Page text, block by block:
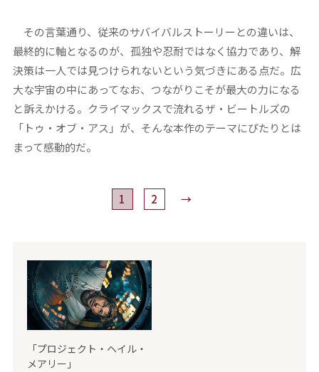
その言葉通り、従来のサバイバルストーリーとの違いは、
最終的に軸となるのが、孤独や忍耐ではなく協力であり、解
決策は一人では見つけられないという気づきにある点だ。広
大な宇宙の中にあってなお、つながりこそが最大の力になる
と訴えかける。クライマックスで流れるザ・ビートルズの
「トゥ・オブ・アス」が、そんな本作のテーマにぴたりとは
まって感動的だ。
1 2 →
「プロジェクト・ヘイル・
メアリー」